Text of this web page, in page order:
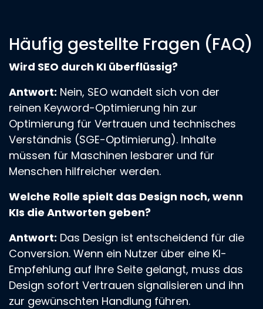
Häufig gestellte Fragen (FAQ)
Wird SEO durch KI überflüssig?
Antwort: Nein, SEO wandelt sich von der
reinen Keyword-Optimierung hin zur
Optimierung für Vertrauen und technisches
Verständnis (SGE-Optimierung). Inhalte
müssen für Maschinen lesbarer und für
Menschen hilfreicher werden.
Welche Rolle spielt das Design noch, wenn
KIs die Antworten geben?
Antwort: Das Design ist entscheidend für die
Conversion. Wenn ein Nutzer über eine KI-
Empfehlung auf Ihre Seite gelangt, muss das
Design sofort Vertrauen signalisieren und ihn
zur gewünschten Handlung führen.